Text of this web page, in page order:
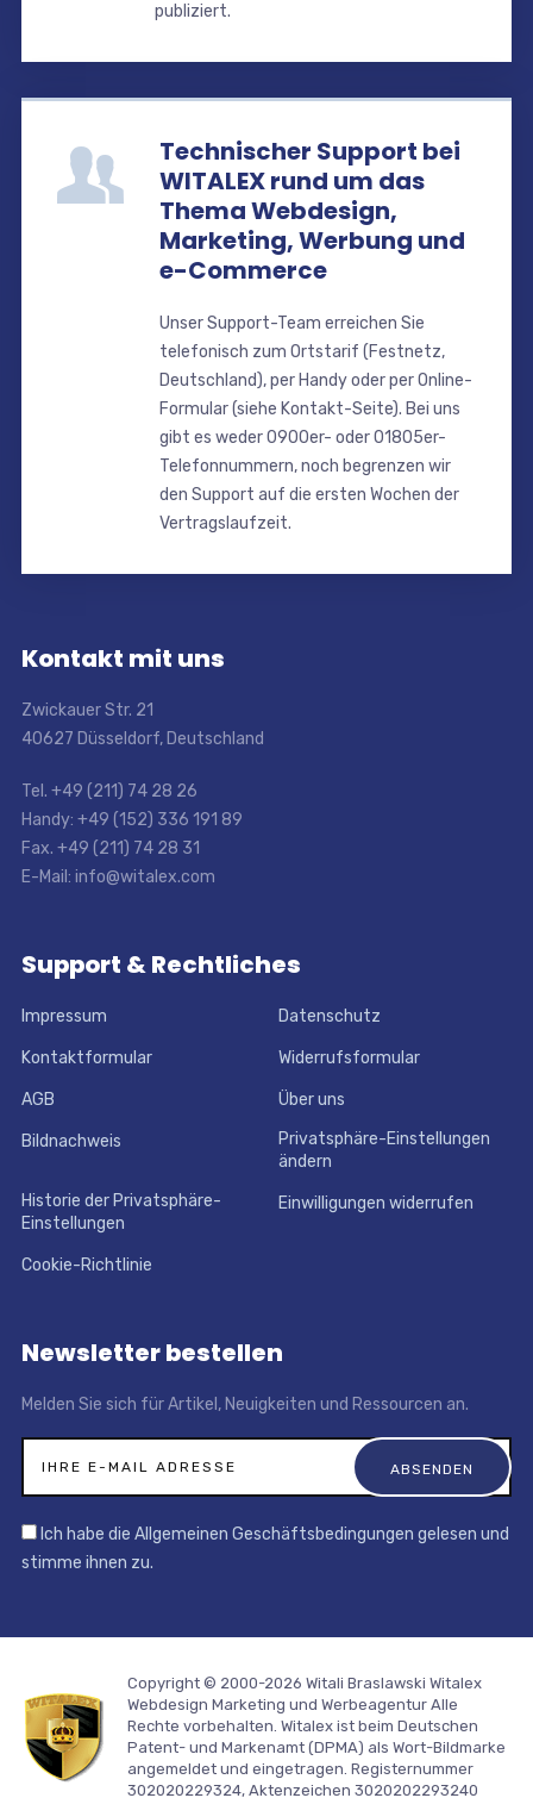
publiziert.
Technischer Support bei
WITALEX rund um das
Thema Webdesign,
Marketing, Werbung und
e-Commerce
Unser Support-Team erreichen Sie
telefonisch zum Ortstarif (Festnetz,
Deutschland), per Handy oder per Online-
Formular (siehe Kontakt-Seite). Bei uns
gibt es weder 0900er- oder 01805er-
Telefonnummern, noch begrenzen wir
den Support auf die ersten Wochen der
Vertragslaufzeit.
Kontakt mit uns
Zwickauer Str. 21
40627 Düsseldorf, Deutschland
Tel. +49 (211) 74 28 26
Handy: +49 (152) 336 191 89
Fax. +49 (211) 74 28 31
E-Mail: info@witalex.com
Support & Rechtliches
Impressum Datenschutz
Kontaktformular Widerrufsformular
AGB Über uns
Bildnachweis
Privatsphäre-Einstellungen
ändern
Historie der Privatsphäre-
Einstellungen
Einwilligungen widerrufen
Cookie-Richtlinie
Newsletter bestellen
Melden Sie sich für Artikel, Neuigkeiten und Ressourcen an.
Ich habe die Allgemeinen Geschäftsbedingungen gelesen und
stimme ihnen zu.
Copyright © 2000-2026 Witali Braslawski Witalex
Webdesign Marketing und WerbeagenturAlle
Rechte vorbehalten. Witalex ist beim Deutschen
Patent- und Markenamt (DPMA) als Wort-Bildmarke
angemeldet und eingetragen. Registernummer
302020229324, Aktenzeichen 3020202293240